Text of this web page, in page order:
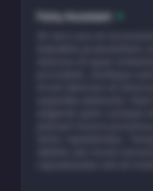
Fishy Assistant